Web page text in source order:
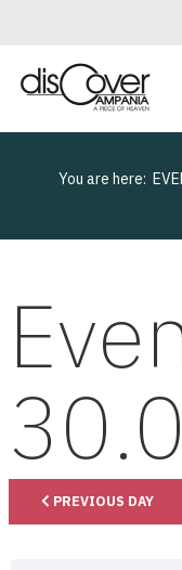
You are here:
PREVIOUS DAY